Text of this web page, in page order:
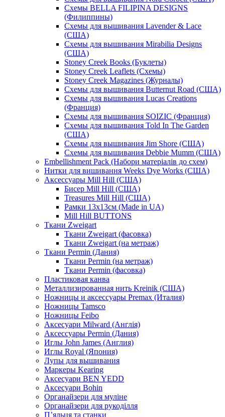
Схемы BELLA FILIPINA DESIGNS
(Филиппины)
Схемы для вышивания Lavender & Lace
(США)
Схемы для вышивания Mirabilia Designs
(США)
Stoney Creek Books (Буклеты)
Stoney Creek Leaflets (Схемы)
Stoney Creek Magazines (Журналы)
Схемы для вышивания Butternut Road (США)
Схемы для вышивания Lucas Creations
(Франция)
Схемы для вышивания SOIZIC (Франция)
Схемы для вышивания Told In The Garden
(США)
Схемы для вышивания Jim Shore (США)
Схемы для вышивания Debbie Mumm (США)
Embellishment Pack (Набори матеріалів до схем)
Нитки для вишивання Weeks Dye Works (США)
Аксессуары Mill Hill (США)
Бисер Mill Hill (США)
Treasures Mill Hill (США)
Рамки 13х13см (Made in UA)
Mill Hill BUTTONS
Ткани Zweigart
Ткани Zweigart (фасовка)
Ткани Zweigart (на метраж)
Ткани Permin (Дания)
Ткани Permin (на метраж)
Ткани Permin (фасовка)
Пластиковая канва
Металлизированная нить Kreinik (США)
Ножницы и аксессуары Premax (Италия)
Ножницы Tamsco
Ножницы Feibo
Аксесуари Milward (Англія)
Аксессуары Permin (Дания)
Иглы John James (Англия)
Иглы Royal (Япония)
Лупы для вышивания
Маркеры Kearing
Аксесуари BEN YEDD
Аксесуари Bohin
Органайзери для муліне
Органайзери для рукоділля
П’яльця та станки